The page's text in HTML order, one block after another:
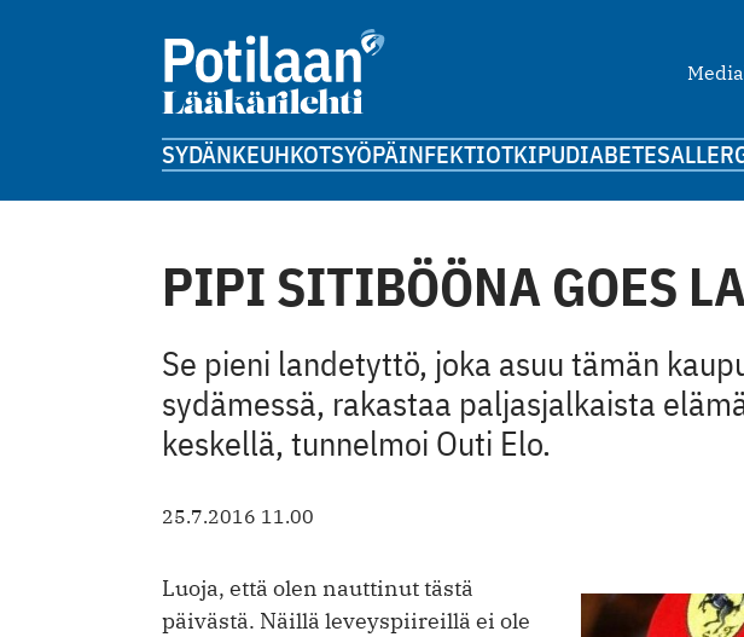
SYDÄNKEUHKOTSYÖPÄINFEKTIOTKIPUDIABETES
PIPI SITIBÖÖNA GOES
Se pieni landetyttö, joka asuu tämän
sydämessä, rakastaa paljasjalkaista
keskellä, tunnelmoi Outi Elo.
25.7.2016 11.00
Luoja, että olen nauttinut tästä
päivästä. Näillä leveyspiireillä ei ole